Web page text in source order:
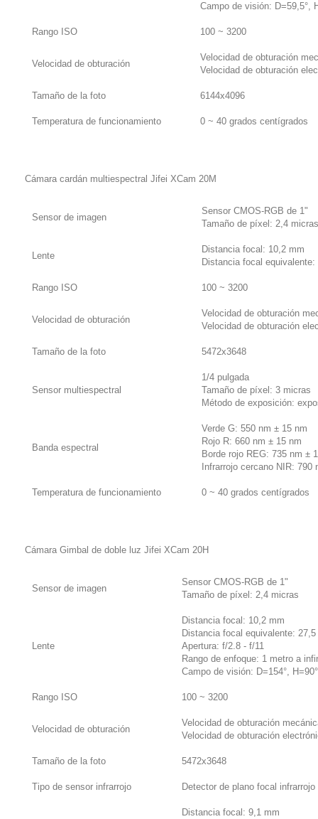
Campo de visión: D=59,5°,
Rango ISO 100 ~ 3200
Velocidad de obturación
Velocidad de obturación
Velocidad de obturación
Tamaño de la foto 6144x4096
Temperatura de funcionamiento 0 ~ 40 grados centígrados
Cámara cardán multiespectral Jifei XCam 20M
Sensor de imagen
Sensor CMOS-RGB de 1"
Tamaño de píxel: 2,4 micras
Lente
Distancia focal: 10,2 mm
Distancia focal
Rango ISO 100 ~ 3200
Velocidad de obturación
Velocidad de obturación
Velocidad de obturación
Tamaño de la foto 5472x3648
Sensor multiespectral
1/4 pulgada
Tamaño de píxel: 3 micras
Método de exposición:
Banda espectral
Verde G: 550 nm ± 15 nm
Rojo R: 660 nm ± 15 nm
Borde rojo REG: 735 nm ±
Infrarrojo cercano NIR: 790
Temperatura de funcionamiento 0 ~ 40 grados centígrados
Cámara Gimbal de doble luz Jifei XCam 20H
Sensor de imagen
Sensor CMOS-RGB de 1"
Tamaño de píxel: 2,4 micras
Lente
Distancia focal: 10,2 mm
Distancia focal equivalente:
Apertura: f/2.8 - f/11
Rango de enfoque: 1 metro a
Campo de visión: D=154°,
Rango ISO 100 ~ 3200
Velocidad de obturación
Velocidad de obturación
Velocidad de obturación
Tamaño de la foto 5472x3648
Tipo de sensor infrarrojo Detector de plano focal
Distancia focal: 9,1 mm